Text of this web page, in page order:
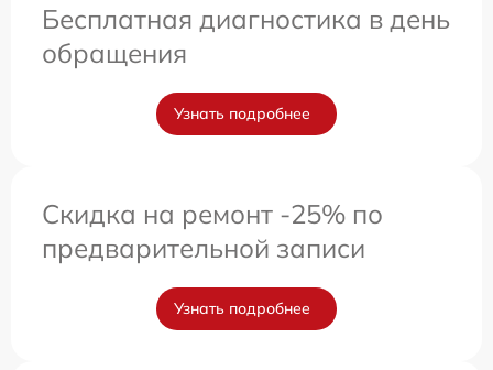
Бесплатная диагностика в день
обращения
Узнать подробнее
Скидка на ремонт -25% по
предварительной записи
Узнать подробнее